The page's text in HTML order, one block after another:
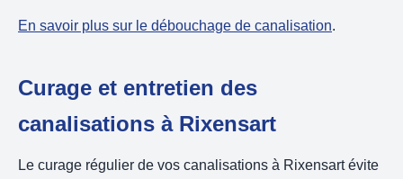
En savoir plus sur le débouchage de canalisation.
Curage et entretien des
canalisations à Rixensart
Le curage régulier de vos canalisations à Rixensart évite